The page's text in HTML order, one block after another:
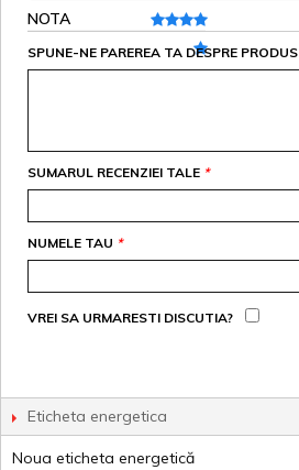
NOTA
SPUNE-NE PAREREA TA DESPRE PRODUS
*
SUMARUL RECENZIEI TALE
*
NUMELE TAU
VREI SA URMARESTI DISCUTIA?
Eticheta energetica
Noua eticheta energetică